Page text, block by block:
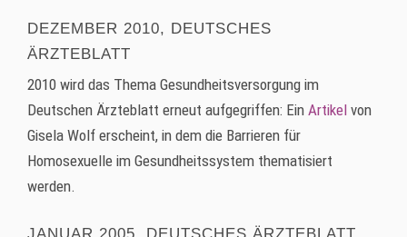
DEZEMBER 2010, DEUTSCHES
ÄRZTEBLATT
2010 wird das Thema Gesundheitsversorgung im
Deutschen Ärzteblatt erneut aufgegriffen: Ein Artikel von
Gisela Wolf erscheint, in dem die Barrieren für
Homosexuelle im Gesundheitssystem thematisiert
werden.